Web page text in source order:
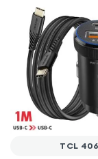
TCL 406